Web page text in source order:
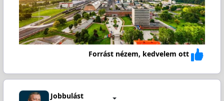
Forrást nézem, kedvelem ott
Jobbulást